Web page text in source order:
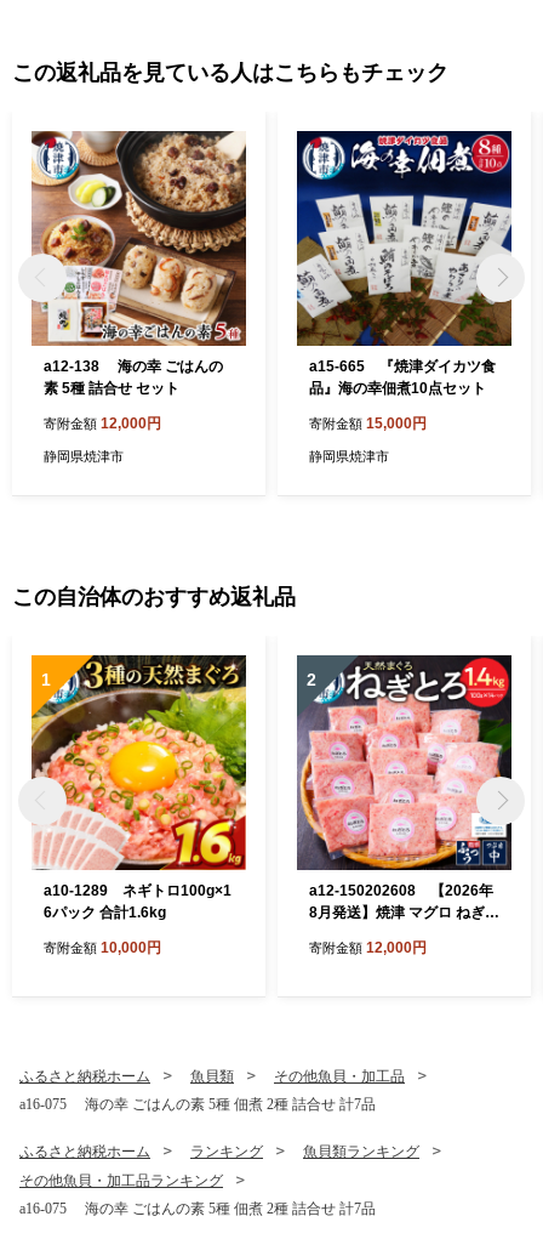
この返礼品を見ている人はこちらもチェック
a12-138 海の幸 ごはんの
素 5種 詰合せ セット
寄附金額 12,000円
静岡県焼津市
a15-665 『焼津ダイカツ食
品』海の幸佃煮10点セット
寄附金額 15,000円
静岡県焼津市
この自治体のおすすめ返礼品
1
a10-1289 ネギトロ100g×1
6パック 合計1.6kg
寄附金額 10,000円
2
a12-150202608 【2026年
8月発送】焼津 マグロ ねぎと
寄附金額 12,000円
ふるさと納税ホーム 魚貝類
その他魚貝・加工品
a16-075 海の幸 ごはんの素 5種 佃煮 2種 詰合せ 計7品
ふるさと納税ホーム ランキング
魚貝類ランキング
その他魚貝・加工品ランキング
a16-075 海の幸 ごはんの素 5種 佃煮 2種 詰合せ 計7品